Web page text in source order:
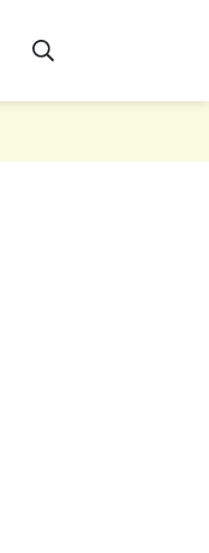
AFFICHER LA